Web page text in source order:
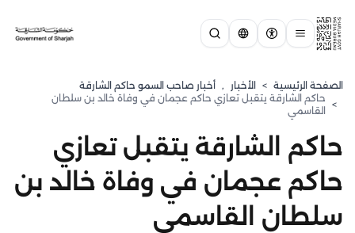
الصفحة الرئيسية > الأخبار , أخبار صاحب السمو حاكم الشارقة
>
حاكم الشارقة يتقبل تعازي حاكم عجمان في وفاة خالد بن سلطان
القاسمي
حاكم الشارقة يتقبل تعازي
حاكم عجمان في وفاة خالد بن
سلطان القاسمي